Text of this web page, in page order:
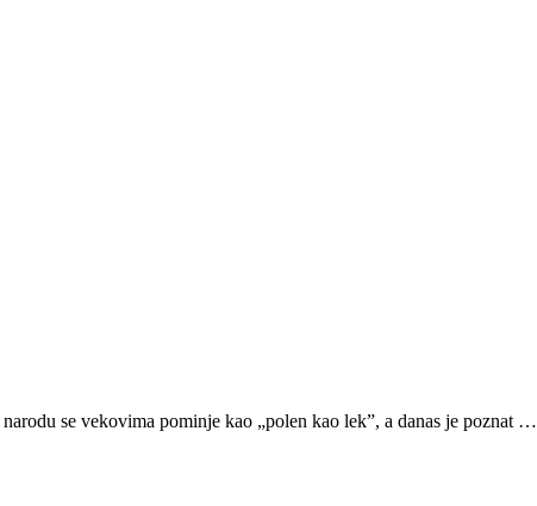
se vekovima pominje kao „polen kao lek”, a danas je poznat …